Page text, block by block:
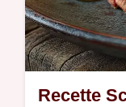
Recette